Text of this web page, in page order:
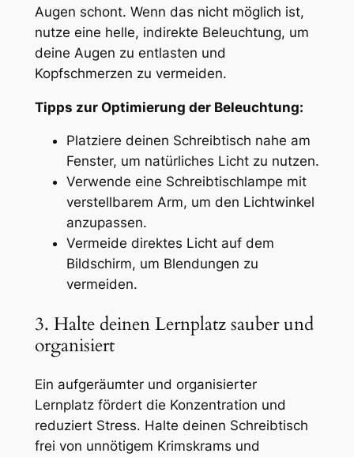
Augen schont. Wenn das nicht möglich ist,
nutze eine helle, indirekte Beleuchtung, um
deine Augen zu entlasten und
Kopfschmerzen zu vermeiden.
Tipps zur Optimierung der Beleuchtung:
Platziere deinen Schreibtisch nahe am
Fenster, um natürliches Licht zu nutzen.
Verwende eine Schreibtischlampe mit
verstellbarem Arm, um den Lichtwinkel
anzupassen.
Vermeide direktes Licht auf dem
Bildschirm, um Blendungen zu
vermeiden.
3. Halte deinen Lernplatz sauber und
organisiert
Ein aufgeräumter und organisierter
Lernplatz fördert die Konzentration und
reduziert Stress. Halte deinen Schreibtisch
frei von unnötigem Krimskrams und